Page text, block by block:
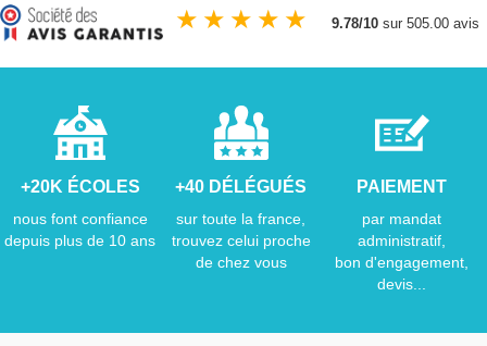
★ ★ ★ ★ ★ 9.78/10 sur 505.00 avis
+20K ÉCOLES
nous font confiance
depuis plus de 10 ans
+40 DÉLÉGUÉS
sur toute la france,
trouvez celui proche
de chez vous
PAIEMENT
par mandat
administratif,
bon d'engagement,
devis...